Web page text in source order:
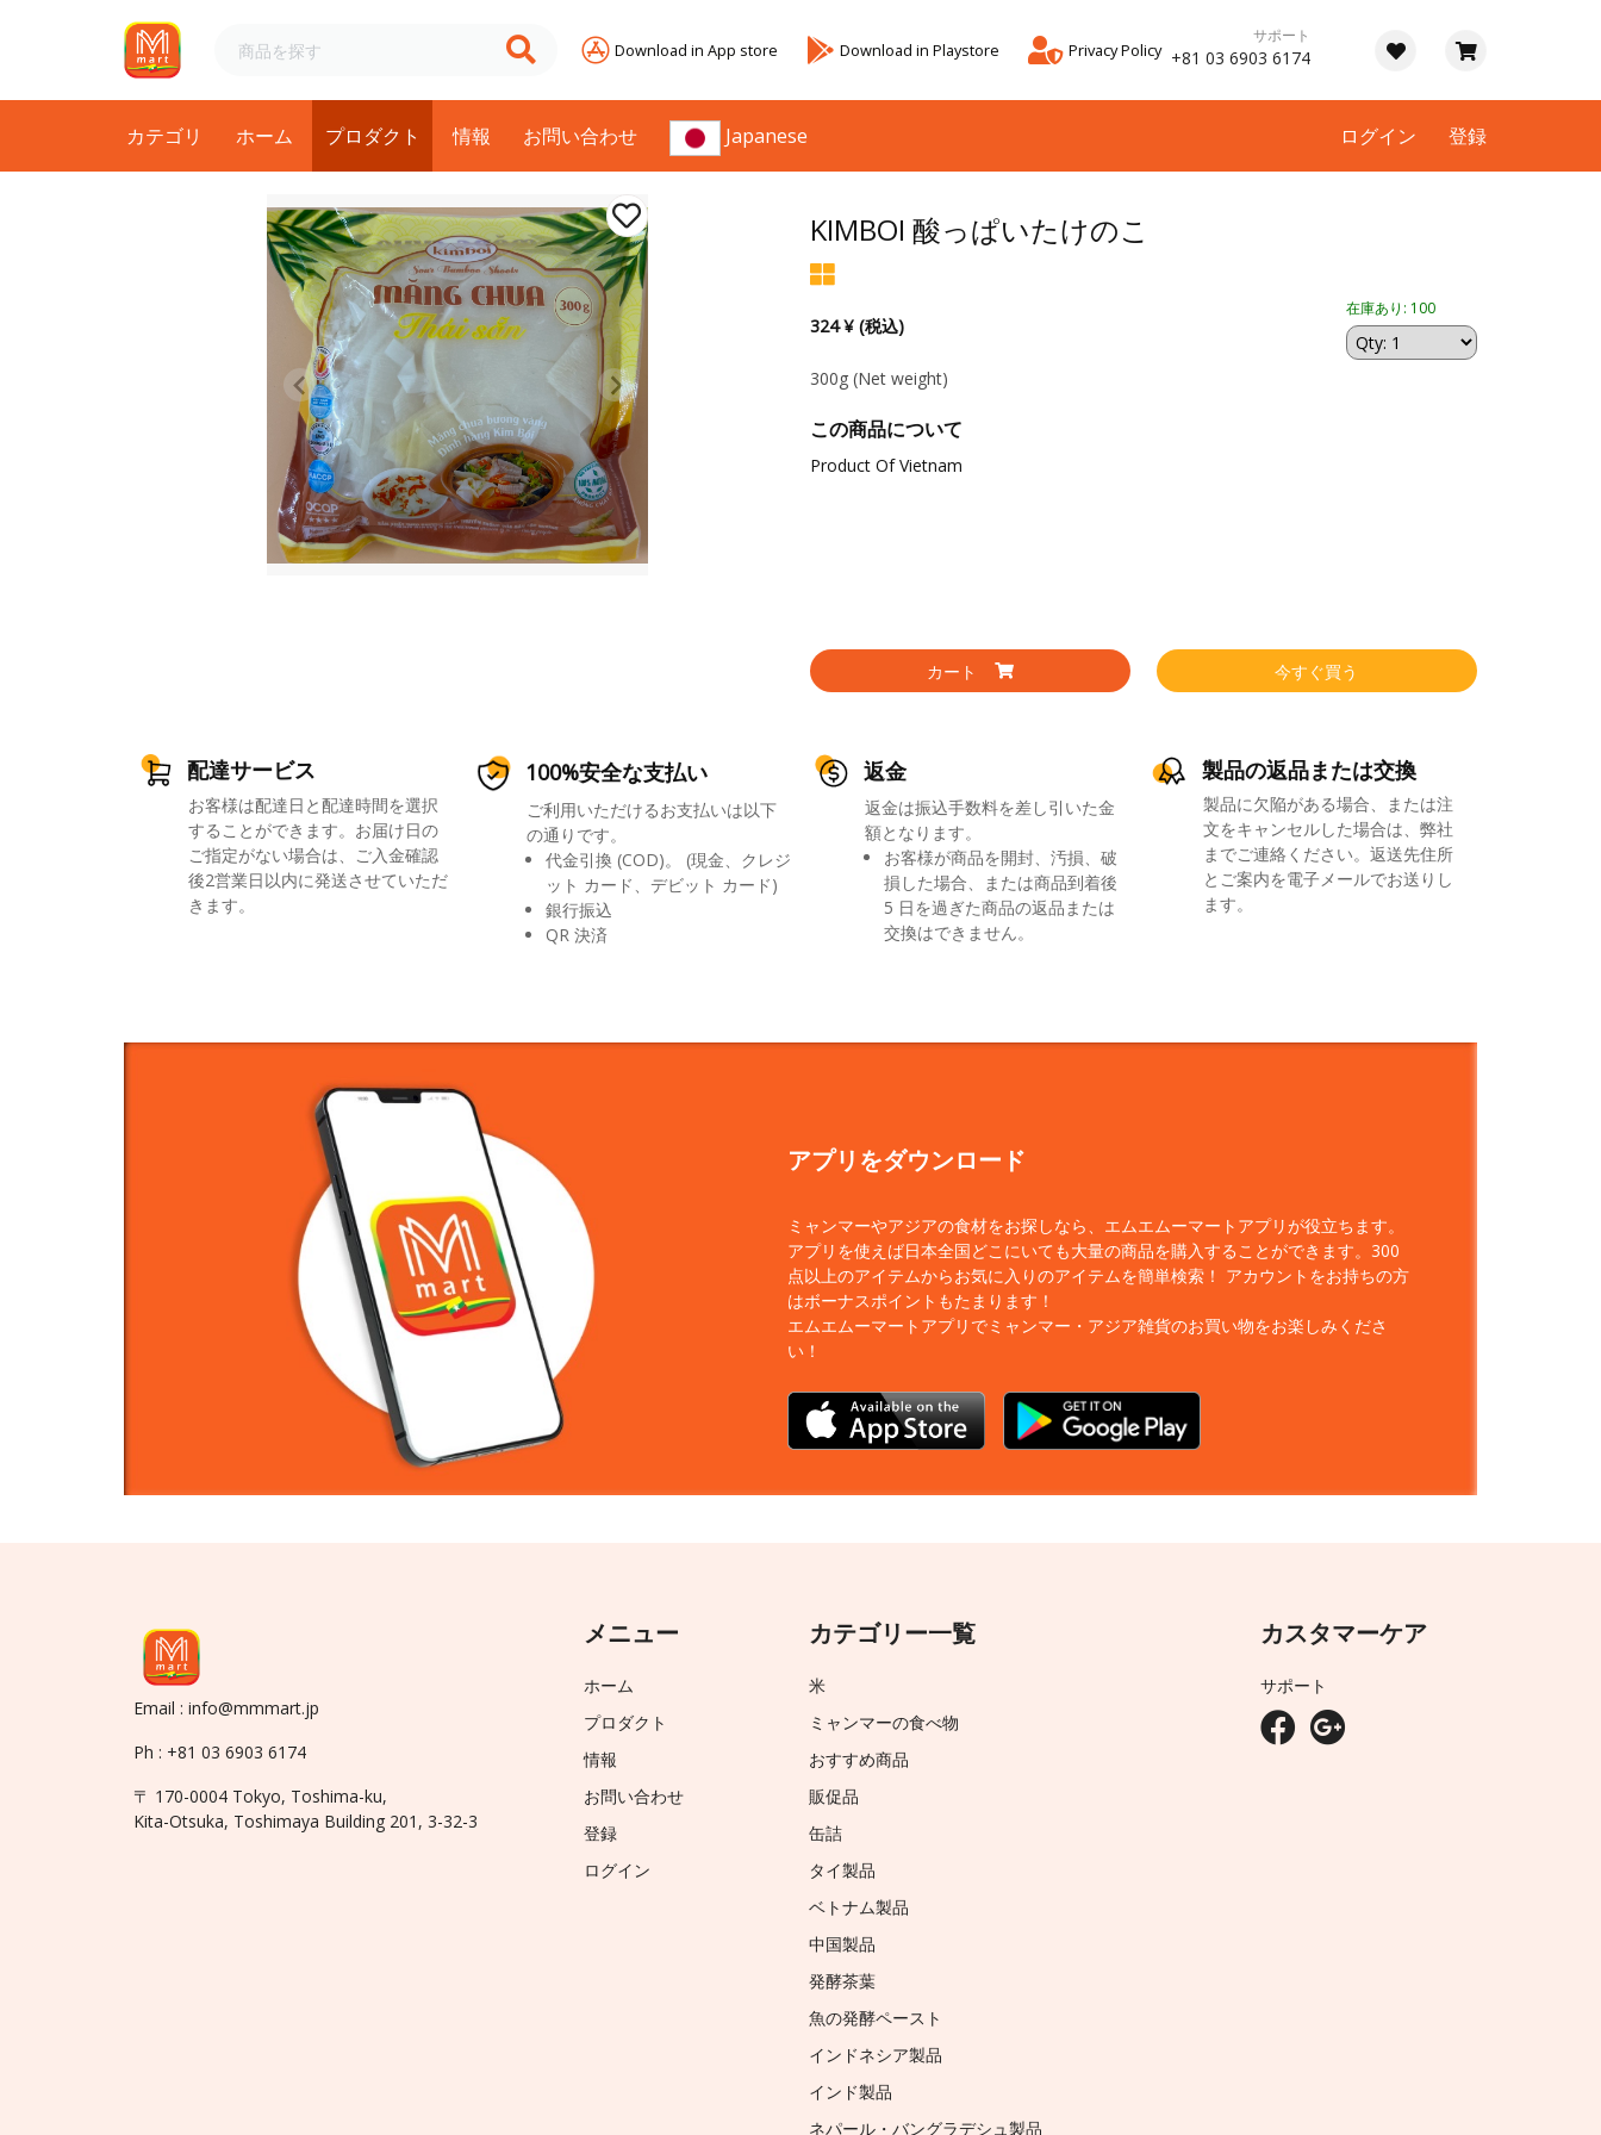
Download in App store Download in Playstore Privacy Policy
サポート
+81 03 6903 6174
カテゴリ ホーム プロダクト 情報 お問い合わせ Japanese ログイン 登録
KIMBOI 酸っぱいたけのこ
324 ¥ (税込)
在庫あり: 100
300g (Net weight)
この商品について
Product Of Vietnam
カート 今すぐ買う
配達サービス
お客様は配達日と配達時間を選択
することができます。お届け日の
ご指定がない場合は、ご入金確認
後2営業日以内に発送させていただ
きます。
100%安全な支払い
ご利用いただけるお支払いは以下
の通りです。
代金引換 (COD)。 (現金、クレジ
ット カード、デビット カード)
銀行振込
QR 決済
返金
返金は振込手数料を差し引いた金
額となります。
お客様が商品を開封、汚損、破
損した場合、または商品到着後
5 日を過ぎた商品の返品または
交換はできません。
製品の返品または交換
製品に欠陥がある場合、または注
文をキャンセルした場合は、弊社
までご連絡ください。返送先住所
とご案内を電子メールでお送りし
ます。
アプリをダウンロード
ミャンマーやアジアの食材をお探しなら、エムエムーマートアプリが役立ちます。
アプリを使えば日本全国どこにいても大量の商品を購入することができます。300
点以上のアイテムからお気に入りのアイテムを簡単検索！ アカウントをお持ちの方
はボーナスポイントもたまります！
エムエムーマートアプリでミャンマー・アジア雑貨のお買い物をお楽しみくださ
い！
Email : info@mmmart.jp
Ph : +81 03 6903 6174
〒 170-0004 Tokyo, Toshima-ku,
Kita-Otsuka, Toshimaya Building 201, 3-32-3
メニュー
ホーム
プロダクト
情報
お問い合わせ
登録
ログイン
カテゴリー一覧
米
ミャンマーの食べ物
おすすめ商品
販促品
缶詰
タイ製品
ベトナム製品
中国製品
発酵茶葉
魚の発酵ペースト
インドネシア製品
インド製品
ネパール・バングラデシュ製品
カスタマーケア
サポート